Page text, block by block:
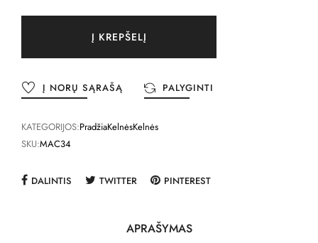
Į KREPŠELĮ
Į NORŲ SĄRAŠĄ PALYGINTI
KATEGORIJOS:PradžiaKelnėsKelnės
SKU:MAC34
DALINTIS TWITTER PINTEREST
APRAŠYMAS